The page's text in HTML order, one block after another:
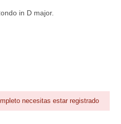
Reproductor
in D major.
necesitas estar registrado